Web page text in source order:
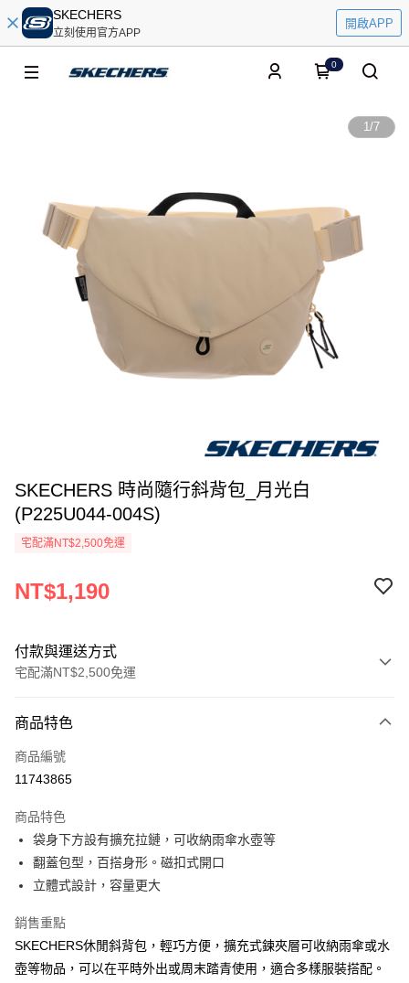
SKECHERS
立刻使用官方APP
開啟APP
0
1/7
SKECHERS 時尚隨行斜背包_月光白
(P225U044-004S)
宅配滿NT$2,500免運
NT$1,190
付款與運送方式
宅配滿NT$2,500免運
信用卡一次付款
LINE Pay
相關說明
【大哥付你分期使用說明】
1.本服務由台灣大哥大提供，台灣大哥大用戶可立即使用無須另外申請。
2.付款方式選擇「大哥付你分期」，訂單成立後會自動跳轉到大哥付的交易
流程，驗證手機門號後，選擇欲分期的期數、繳款截止日，確認付款後即完
3.實際核准額度、可分期數及費用金額請依後續交易確認頁面所載為準。
4.訂單成立30分鐘內，如未前往確認交易或遇審核未通過，訂單將自動取
消。如遇「轉專審核」未通過狀況，表示未達大哥付你分期系統評分，恕無
法說明評估內容。
ATM付款
宅配
商品特色
商品編號
11743865
商品特色
袋身下方設有擴充拉鏈，可收納雨傘水壺等
翻蓋包型，百搭身形。磁扣式開口
立體式設計，容量更大
銷售重點
SKECHERS休閒斜背包，輕巧方便，擴充式鍊夾層可收納雨傘或水
壺等物品，可以在平時外出或周末踏青使用，適合多樣服裝搭配。